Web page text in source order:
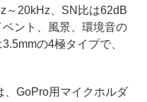
～20kHz、SN比は62dB
ント、風景、環境音の
の4極タイプで、
GoPro用マイクホルダ